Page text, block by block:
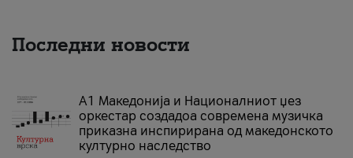
Последни новости
А1 Македонија и Националниот џез
оркестар создадоа современа музичка
приказна инспирирана од македонското
културно наследство